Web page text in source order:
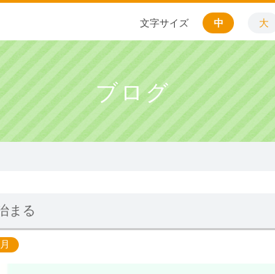
文字サイズ 中 大
ブログ
まる